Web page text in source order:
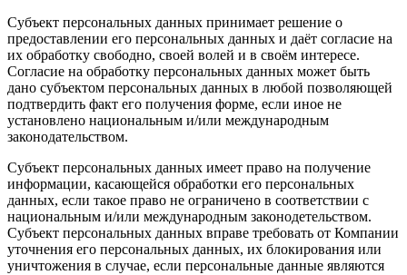
Субъект персональных данных принимает решение о
предоставлении его персональных данных и даёт согласие на
их обработку свободно, своей волей и в своём интересе.
Согласие на обработку персональных данных может быть
дано субъектом персональных данных в любой позволяющей
подтвердить факт его получения форме, если иное не
установлено национальным и/или международным
законодательством.
Субъект персональных данных имеет право на получение
информации, касающейся обработки его персональных
данных, если такое право не ограничено в соответствии с
национальным и/или международным законодетельством.
Субъект персональных данных вправе требовать от Компании
уточнения его персональных данных, их блокирования или
уничтожения в случае, если персональные данные являются